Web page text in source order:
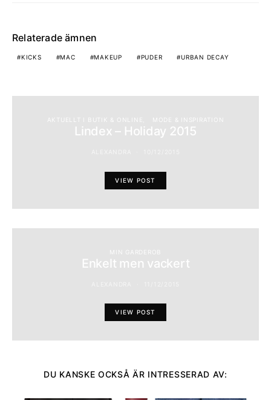
Relaterade ämnen
KICKS MAC MAKEUP PUDER URBAN DECAY
AKTUELLT I BUTIK & ONLINE MODE & INSPIRATION
Lindex – Holiday 2015
VIEW POST
MIN GARDEROB
Enkelt men vackert
VIEW POST
DU KANSKE OCKSÅ ÄR INTRESSERAD AV: